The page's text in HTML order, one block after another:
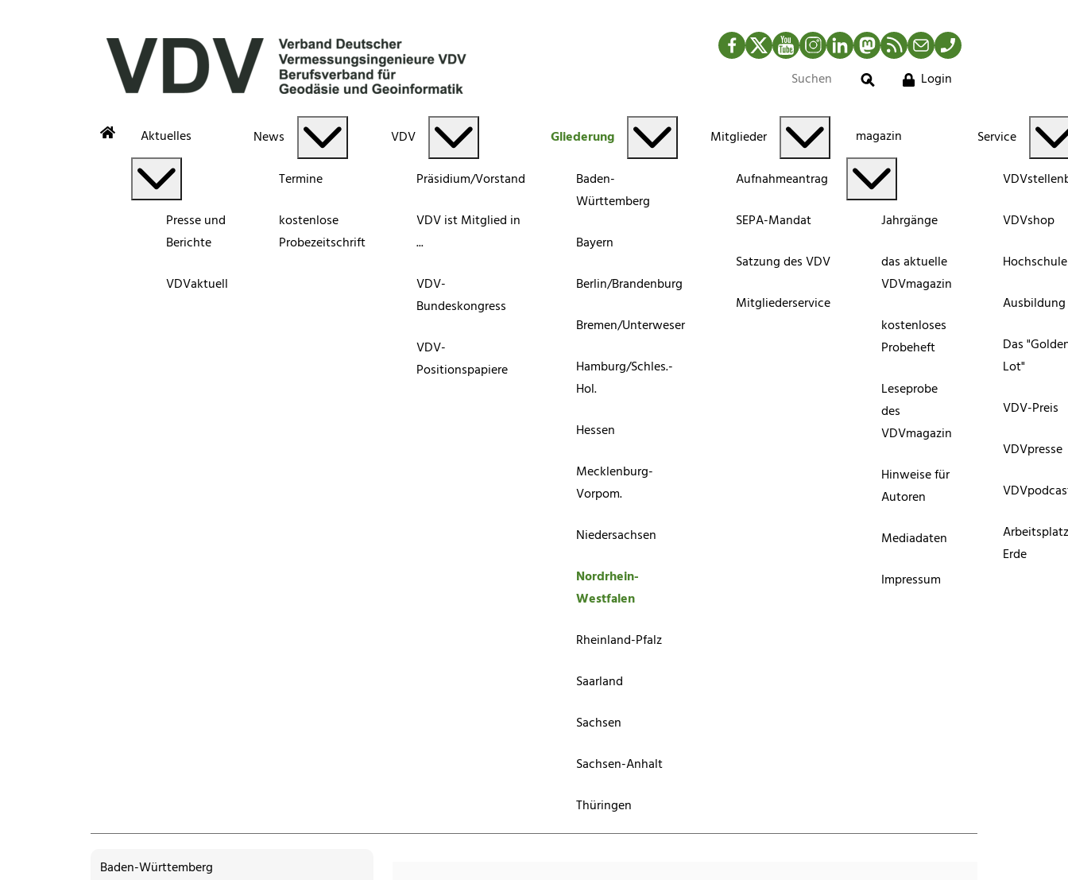
Facebook
TwitterYouTubeInstagram
LinkedInMastodonRSS-Newsfeed
MailTelefon
Suche
Login
Aktuelles
Presse und
Berichte
VDVaktuell
News
Termine
kostenlose
Probezeitschrift
VDV
Präsidium/Vorstand
VDV ist Mitglied in
...
VDV-
Bundeskongress
VDV-
Positionspapiere
Gliederung
Baden-
Württemberg
Bayern
Berlin/Brandenburg
Bremen/Unterweser
Hamburg/Schles.-
Hol.
Hessen
Mecklenburg-
Vorpom.
Niedersachsen
Nordrhein-
Westfalen
Rheinland-Pfalz
Saarland
Sachsen
Sachsen-Anhalt
Thüringen
Mitglieder
Aufnahmeantrag
SEPA-Mandat
Satzung des VDV
Mitgliederservice
magazin
Jahrgänge
das aktuelle
VDVmagazin
kostenloses
Probeheft
Leseprobe
des
VDVmagazin
Hinweise für
Autoren
Mediadaten
Impressum
Service
VDVshop
Ausbildung
Das
Lot"
VDV-Preis
VDVpresse
Erde
Baden-Württemberg